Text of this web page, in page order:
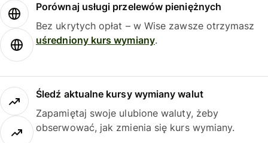
Porównaj usługi przelewów pieniężnych
Bez ukrytych opłat – w Wise zawsze otrzymasz
uśredniony kurs wymiany.
Śledź aktualne kursy wymiany walut
Zapamiętaj swoje ulubione waluty, żeby
obserwować, jak zmienia się kurs wymiany.